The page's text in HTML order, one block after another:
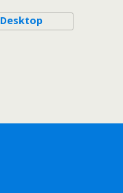
Desktop